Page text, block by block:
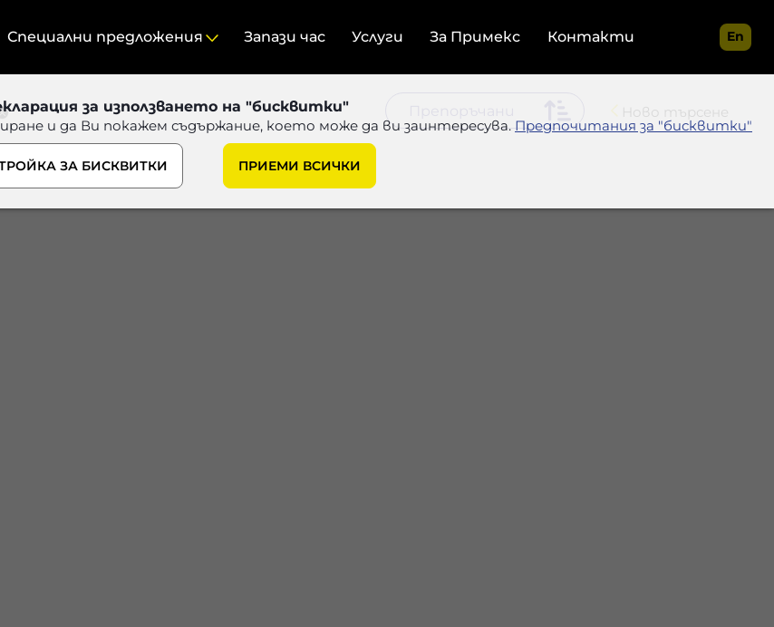
за използването на "бисквитки"
и да Ви покажем съдържание, което може да ви заинтересува. Предпочитания за "бисквитки"
ЗА БИСКВИТКИ ПРИЕМИ ВСИЧКИ
Специални предложения Запази час Услуги За Примекс Контакти En
Ново търсене